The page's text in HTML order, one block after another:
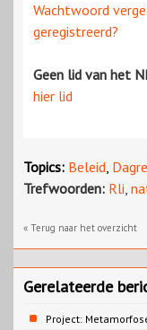
Wachtwoord
geregistreerd?
Geen lid van het
hier lid
Topics: Beleid,
Trefwoorden: Rli,
« Terug naar het overzicht
Gerelateerde
Project: